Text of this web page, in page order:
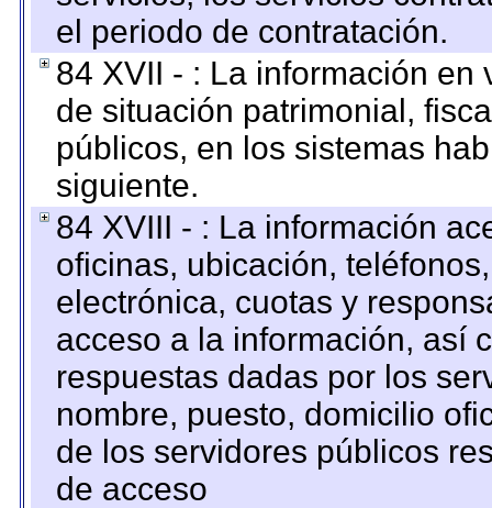
el periodo de contratación.
84 XVII - : La información
de situación patrimonial,
públicos, en los sistemas
siguiente.
84 XVIII - : La información
oficinas, ubicación,
electrónica, cuotas y
acceso a la información, así
respuestas dadas por los
nombre, puesto, domicilio
de los servidores públicos
de acceso